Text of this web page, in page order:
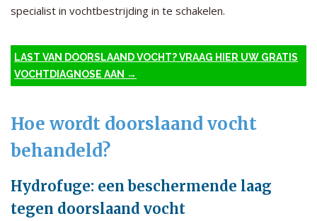
specialist in vochtbestrijding in te schakelen.
LAST VAN DOORSLAAND VOCHT? VRAAG HIER UW GRATIS
VOCHTDIAGNOSE AAN →
Hoe wordt doorslaand vocht
behandeld?
Hydrofuge: een beschermende laag
tegen doorslaand vocht